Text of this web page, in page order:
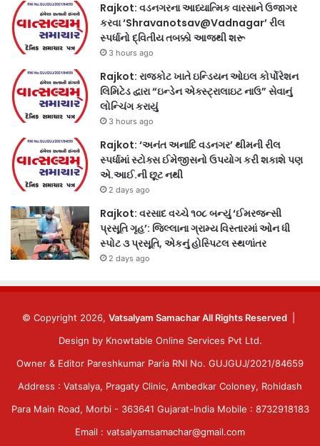
Rajkot: વડનગરના આધ્યાત્મિક વારસાને ઉજાગર
કરવા ‘Shravanotsav@Vadnagar’ રીલ
સ્પર્ધાનો દ્વિતીય તબક્કો આજથી શરૂ
3 hours ago
Rajkot: રાજકોટ ખાતે ઇન્ડિયન ઓઇલ કોર્પોરેશન
લિમિટેડ દ્વારા “ઇન્ડેન એક્સ્ટ્રાલાઇટ નાઉ” સેવાનું
લોન્ચિંગ કરાયું
3 hours ago
Rajkot: ‘અનંત અનાદિ વડનગર’ થીમની રીલ
સ્પર્ધામાં સ્ટોક્સ ઈમેજીસનો ઉપયોગ કરી શકાશે પણ
એ.આઈ.ની છૂટ નથી
2 days ago
Rajkot: વરસાદ વચ્ચે ૧૦૮ બન્યું ‘ઈમરજન્સી
પ્રસૂતિ ગૃહ’: જિલ્લાના ગ્રામ્ય વિસ્તારમાં ઓન ધી
સ્પોટ ૩ પ્રસૂતિ, એકનું હોસ્પિટલ સ્થળાંતર
2 days ago
© Copyright 2026, Vatsalyam Samachar All Rights Reserved
Design by Knowtable Online Services Pvt Ltd.
Owner & Editor Pareshkumar Paria RNI No. GUJGUJ/2021/84659
Address : Vatsalya, Pragaty Clinic, Ambedkar Coloney, Rohidash
Para Main Road, Morbi - 363641 Gujarat-India Mobile : 8732918183
Email : vatsalyamsamachar@gmail.com